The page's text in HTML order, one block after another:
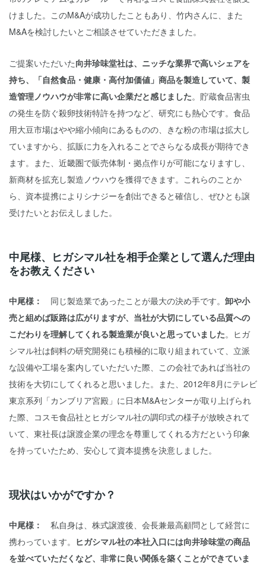
けました。このM&Aが成功したこともあり、竹内さんに、また
M&Aを検討したいとご相談させていただきました。
ご提案いただいた向井珍味堂社は、ニッチな業界で高いシェアを
持ち、「自然食品・健康・高付加価値」商品を製造していて、製
造管理ノウハウが非常に高い企業だと感じました。貯蔵食品害虫
の発生を防ぐ殺卵技術特許を持つなど、研究にも熱心です。食品
用大豆市場はやや縮小傾向にあるものの、きな粉の市場は拡大し
ていますから、拡販に力を入れることでさらなる成長が期待でき
ます。また、近畿圏で販売体制・拠点作りが可能になりますし、
新商材を拡充し製造ノウハウを獲得できます。これらのことか
ら、資本提携によりシナジーを創出できると確信し、ぜひとも譲
受けたいとお伝えしました。
中尾様、ヒガシマル社を相手企業として選んだ理由
をお教えください
中尾様： 同じ製造業であったことが最大の決め手です。 卸や小
売と組めば販路は広がりますが、当社が大切にしている品質への
こだわりを理解してくれる製造業が良いと思っていました。ヒガ
シマル社は飼料の研究開発にも積極的に取り組まれていて、立派
な設備や工場を案内していただいた際、この会社であれば当社の
技術を大切にしてくれると思いました。また、2012年8月にテレビ
東京系列「カンブリア宮殿」に日本M&Aセンターが取り上げられ
た際、コスモ食品社とヒガシマル社の調印式の様子が放映されて
いて、東社長は譲渡企業の理念を尊重してくれる方だという印象
を持っていたため、安心して資本提携を決意しました。
現状はいかがですか？
中尾様： 私自身は、株式譲渡後、会長兼最高顧問として経営に
携わっています。 ヒガシマル社の本社入口には向井珍味堂の商品
を並べていただくなど、非常に良い関係を築くことができていま